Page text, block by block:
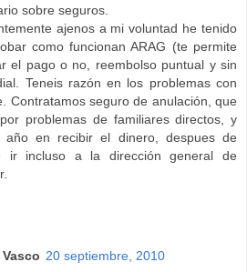
sobre seguros.
ajenos a mi voluntad he tenido
como funcionan ARAG (te permite
el pago o no, reembolso puntual y sin
Teneis razón en los problemas con
Contratamos seguro de anulación, que
problemas de familiares directos, y
año en recibir el dinero, despues de
ir incluso a la dirección general de
20 septiembre, 2010